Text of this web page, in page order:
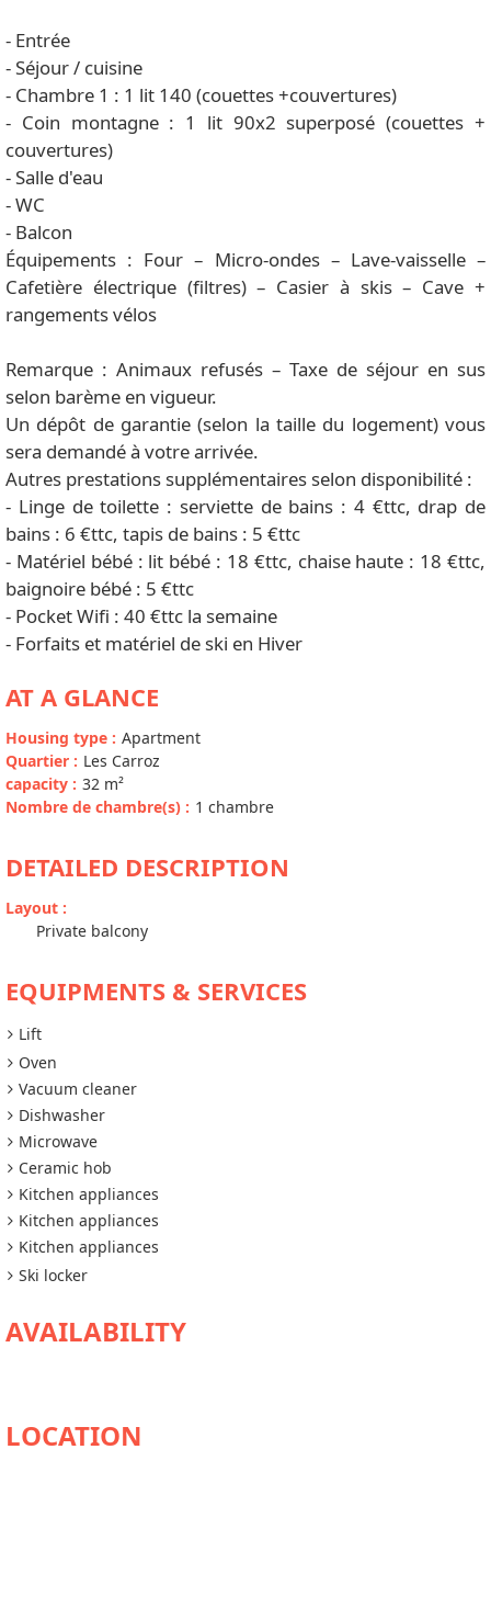
- Entrée
- Séjour / cuisine
- Chambre 1 : 1 lit 140 (couettes +couvertures)
- Coin montagne : 1 lit 90x2 superposé (couettes +
couvertures)
- Salle d'eau
- WC
- Balcon
Équipements : Four – Micro-ondes – Lave-vaisselle –
Cafetière électrique (filtres) – Casier à skis – Cave +
rangements vélos
Remarque : Animaux refusés – Taxe de séjour en sus
selon barème en vigueur.
Un dépôt de garantie (selon la taille du logement) vous
sera demandé à votre arrivée.
Autres prestations supplémentaires selon disponibilité :
- Linge de toilette : serviette de bains : 4 €ttc, drap de
bains : 6 €ttc, tapis de bains : 5 €ttc
- Matériel bébé : lit bébé : 18 €ttc, chaise haute : 18 €ttc,
baignoire bébé : 5 €ttc
- Pocket Wifi : 40 €ttc la semaine
- Forfaits et matériel de ski en Hiver
AT A GLANCE
Housing type : Apartment
Quartier : Les Carroz
capacity : 32 m²
Nombre de chambre(s) : 1 chambre
DETAILED DESCRIPTION
Layout :
Private balcony
EQUIPMENTS & SERVICES
Lift
Oven
Vacuum cleaner
Dishwasher
Microwave
Ceramic hob
Kitchen appliances
Kitchen appliances
Kitchen appliances
Ski locker
AVAILABILITY